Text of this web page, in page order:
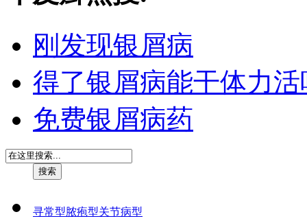
刚发现银屑病
得了银屑病能干体力活
免费银屑病药
寻常型脓疱型关节病型